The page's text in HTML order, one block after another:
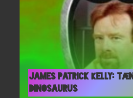
James Patrick Kelly:
dinosaurus